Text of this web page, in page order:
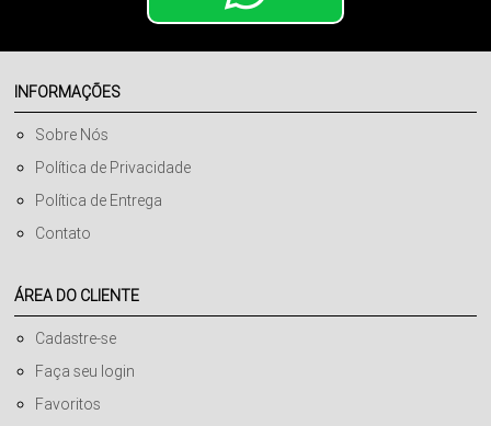
INFORMAÇÕES
Sobre Nós
Política de Privacidade
Política de Entrega
Contato
ÁREA DO CLIENTE
Cadastre-se
Faça seu login
Favoritos